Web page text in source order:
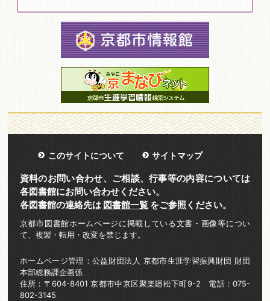
このサイトについて サイトマップ
資料のお問い合わせ、ご相談、行事等の内容については
各図書館にお問い合わせください。
各図書館の連絡先は 図書館一覧をご参照ください。
京都市図書館ホームページに掲載している文書・画像等につい
て、複製・転用・改変を禁じます。
ホームページ管理：公益財団法人 京都市生涯学習振興財団 財団
本部総務課企画係
住所：〒604-8401 京都市中京区聚楽廻松下町9-2 電話：075-
802-3145